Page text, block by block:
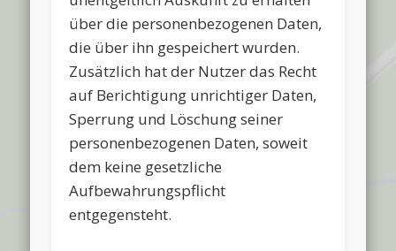
über die personenbezogenen Daten,
die über ihn gespeichert wurden.
Zusätzlich hat der Nutzer das Recht
auf Berichtigung unrichtiger Daten,
Sperrung und Löschung seiner
personenbezogenen Daten, soweit
dem keine gesetzliche
Aufbewahrungspflicht
entgegensteht.